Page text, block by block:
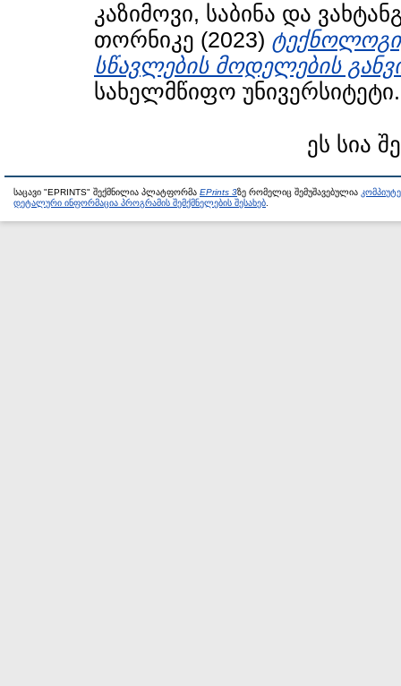
კაზიმოვი, საბინა და
თორნიკე (2023)
სწავლების მოდელების
სახელმწიფო უნივერსიტეტი.
ეს სია
საცავი "EPRINTS" შექმნილია პლატფორმა EPrints 3ზე რომელიც შემუშავებულია
დეტალური ინფორმაცია პროგრამის შემქმნელების შესახებ